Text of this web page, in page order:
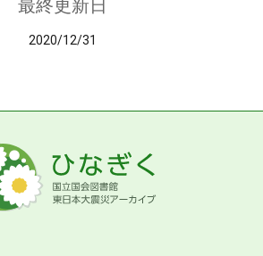
最終更新日
2020/12/31